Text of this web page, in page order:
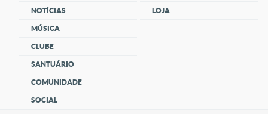
NOTÍCIAS
MÚSICA
CLUBE
SANTUÁRIO
COMUNIDADE
SOCIAL
LOJA